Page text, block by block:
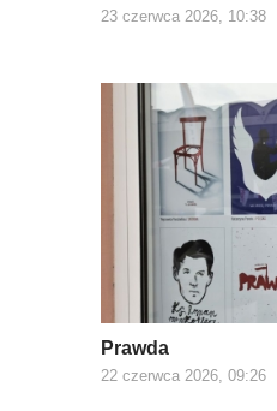
23 czerwca 2026, 10:38
Prawda
22 czerwca 2026, 09:26